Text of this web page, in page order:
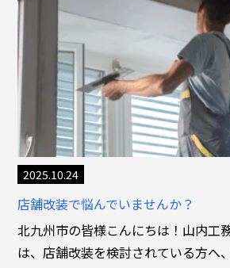
2025.10.24
店舗改装で悩んでいませんか？
北九州市の皆様こんにちは！山内工
は、店舗改装を検討されている方へ